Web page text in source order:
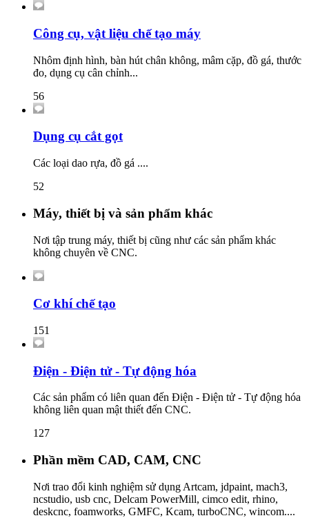
Công cụ, vật liệu chế tạo máy
Nhôm định hình, bàn hút chân không, mâm cặp, đồ gá, thước
đo, dụng cụ cân chỉnh...
56
Dụng cụ cắt gọt
Các loại dao rựa, đồ gá ....
52
Máy, thiết bị và sản phẩm khác
Nơi tập trung máy, thiết bị cũng như các sản phẩm khác
không chuyên về CNC.
Cơ khí chế tạo
151
Điện - Điện tử - Tự động hóa
Các sản phẩm có liên quan đến Điện - Điện tử - Tự động hóa
không liên quan mật thiết đến CNC.
127
Phần mềm CAD, CAM, CNC
Nơi trao đổi kinh nghiệm sử dụng Artcam, jdpaint, mach3,
ncstudio, usb cnc, Delcam PowerMill, cimco edit, rhino,
deskcnc, foamworks, GMFC, Kcam, turboCNC, wincom....